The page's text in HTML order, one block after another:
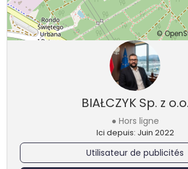
©
BIAŁCZYK Sp. z o.o.
● Hors ligne
Ici depuis: Juin 2022
Utilisateur de publicités